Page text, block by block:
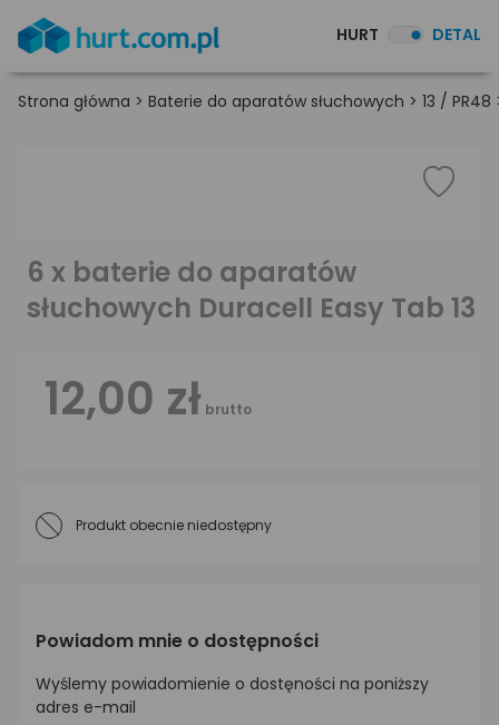
HURT DETAL
Strona główna > Baterie do aparatów słuchowych > 13 / PR48
6 x baterie do aparatów
słuchowych Duracell Easy Tab 13
12,00 zł brutto
Produkt obecnie niedostępny
Powiadom mnie o dostępności
Wyślemy powiadomienie o dostęności na poniższy
adres e-mail